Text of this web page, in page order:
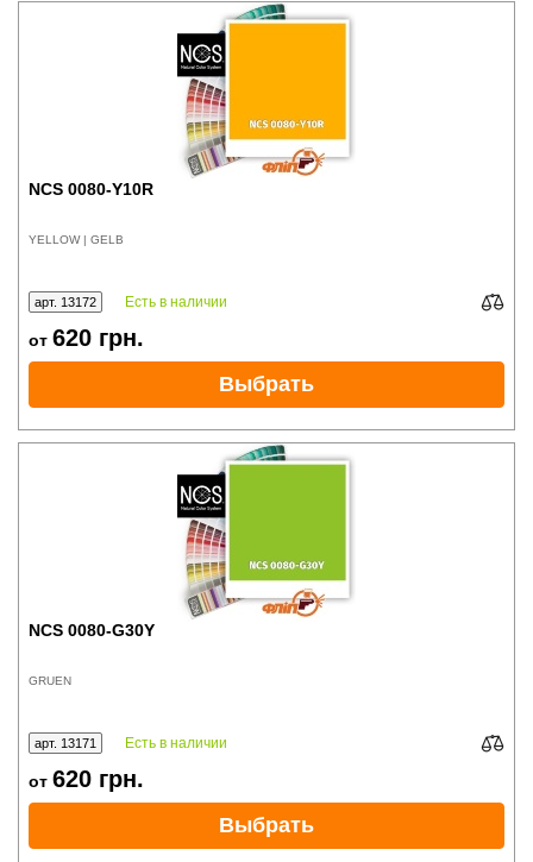
NCS 0080-Y10R
YELLOW | GELB
арт. 13172 Есть в наличии
от 620 грн.
Выбрать
NCS 0080-G30Y
GRUEN
арт. 13171 Есть в наличии
от 620 грн.
Выбрать